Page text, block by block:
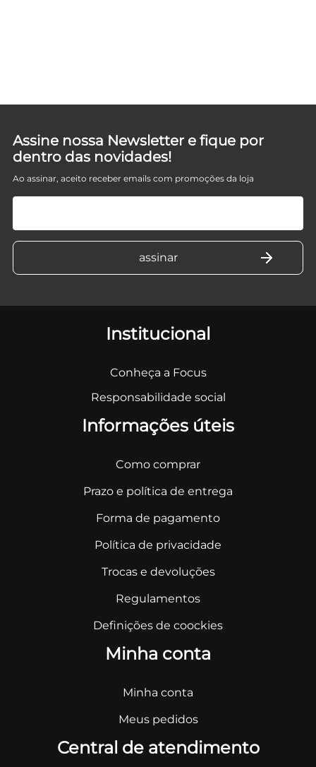
Assine nossa Newsletter e fique por
dentro das novidades!
Ao assinar, aceito receber emails com promoções da loja
Institucional
Conheça a Focus
Responsabilidade social
Informações úteis
Como comprar
Prazo e política de entrega
Forma de pagamento
Política de privacidade
Trocas e devoluções
Regulamentos
Definições de coockies
Minha conta
Minha conta
Meus pedidos
Central de atendimento